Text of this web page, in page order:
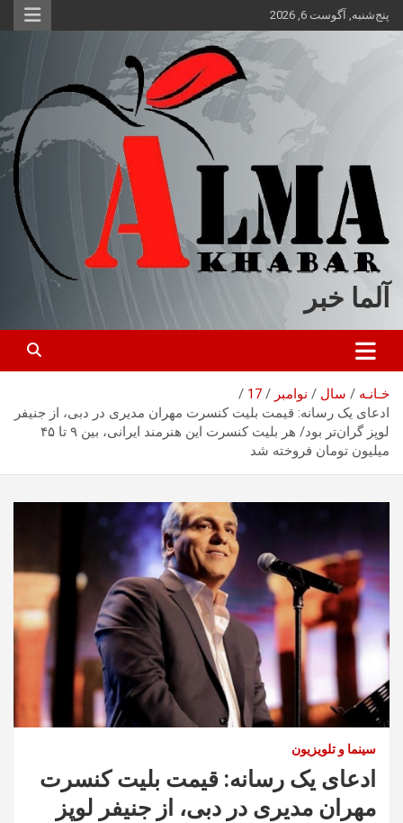
محتوا
پنج‌شنبه, آگوست 6, 2026
آلما خبر
خـانـه سال نوامبر
17
ادعای یک رسانه: قیمت بلیت کنسرت مهران مدیری در دبی، از جنیفر
لوپز گران‌تر بود/ هر بلیت کنسرت این هنرمند ایرانی، بین ۹ تا ۴۵
میلیون تومان فروخته شد
سینما و تلویزیون
ادعای یک رسانه: قیمت بلیت کنسرت
مهران مدیری در دبی، از جنیفر لوپز